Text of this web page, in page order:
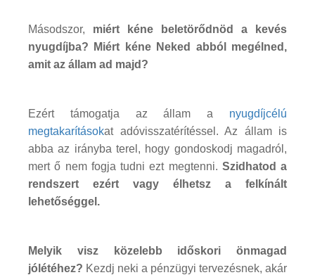
Másodszor, miért kéne beletörődnöd a kevés
nyugdíjba? Miért kéne Neked abból megélned,
amit az állam ad majd?
Ezért támogatja az állam a nyugdíjcélú
megtakarításokat adóvisszatérítéssel. Az állam is
abba az irányba terel, hogy gondoskodj magadról,
mert ő nem fogja tudni ezt megtenni. Szidhatod a
rendszert ezért vagy élhetsz a felkínált
lehetőséggel.
Melyik visz közelebb időskori önmagad
jólétéhez? Kezdj neki a pénzügyi tervezésnek, akár